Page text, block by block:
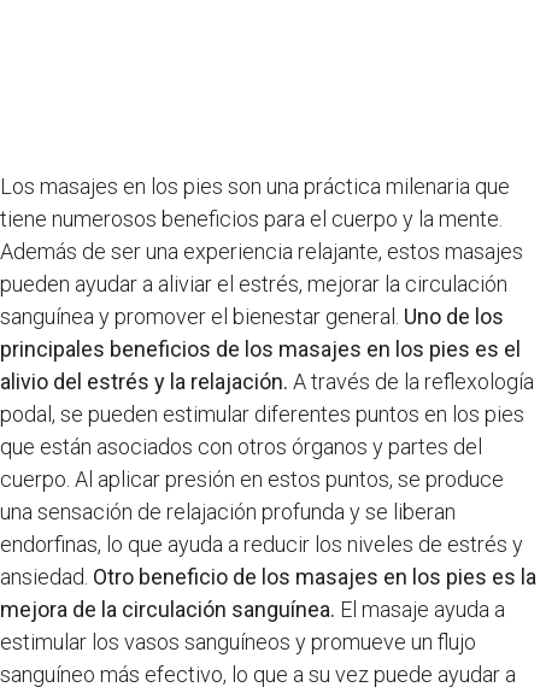
Los masajes en los pies son una práctica milenaria que
tiene numerosos beneficios para el cuerpo y la mente.
Además de ser una experiencia relajante, estos masajes
pueden ayudar a aliviar el estrés, mejorar la circulación
sanguínea y promover el bienestar general. Uno de los
principales beneficios de los masajes en los pies es el
alivio del estrés y la relajación. A través de la reflexología
podal, se pueden estimular diferentes puntos en los pies
que están asociados con otros órganos y partes del
cuerpo. Al aplicar presión en estos puntos, se produce
una sensación de relajación profunda y se liberan
endorfinas, lo que ayuda a reducir los niveles de estrés y
ansiedad. Otro beneficio de los masajes en los pies es la
mejora de la circulación sanguínea. El masaje ayuda a
estimular los vasos sanguíneos y promueve un flujo
sanguíneo más efectivo, lo que a su vez puede ayudar a